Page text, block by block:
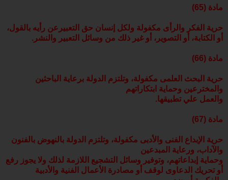
مادة (65)
حرية الفكر والرأى مكفولة ولكل إنسان حق التعبيرعن رأيه بالقول،
أو الكتابة، أو التصوير، أو غير ذلك من وسائل التعبير والنشر.
مادة (66)
حرية البحث العلمى مكفولة، وتلتزم الدولة برعاية الباحثين
والمخترعين وحماية ابتكاراتهم
والعمل علي تطبيقها.
مادة (67)
حرية الإبداع الفنى والأدبى مكفولة، وتلتزم الدولة بالنهوض بالفنون
والآداب، ورعاية المبدعين
وحماية إبداعاتهم، وتوفير وسائل التشجيع اللازمة لذلك ولا يجوز رفع
أو تحريك الدعاوى لوقف أو مصادرة الأعمال الفنية والأدبية